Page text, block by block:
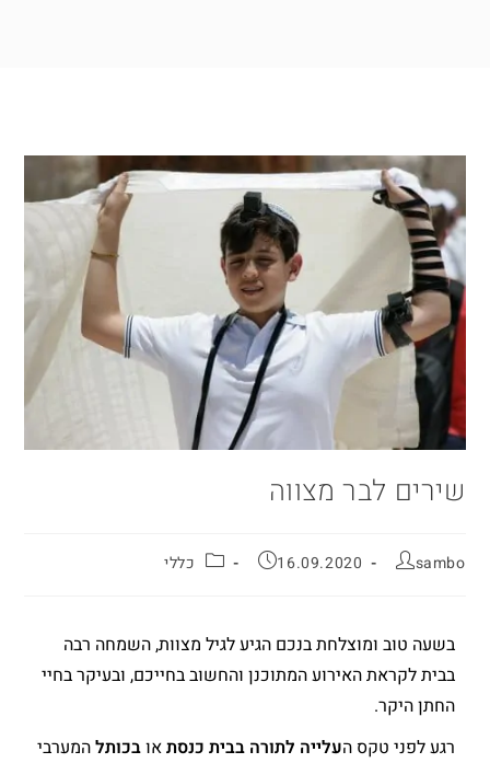
שירים לבר מצווה
sambo
16.09.2020 כללי
בשעה טוב ומוצלחת בנכם הגיע לגיל מצוות, השמחה רבה
בבית לקראת האירוע המתוכנן והחשוב בחייכם, ובעיקר בחיי
החתן היקר.
רגע לפני טקס העלייה לתורה בבית כנסתאובכותלהמערבי